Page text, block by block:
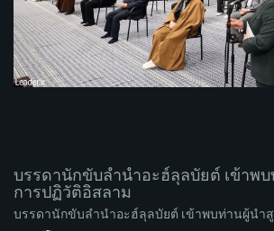
บรรดานักขับลำนำอะฮ์ลุลบัยต์ เข้าพ
การปฏิวัติอิสลาม
บรรดานักขับลำนำอะฮ์ลุลบัยต์ เข้าพบท่านผู้นำ